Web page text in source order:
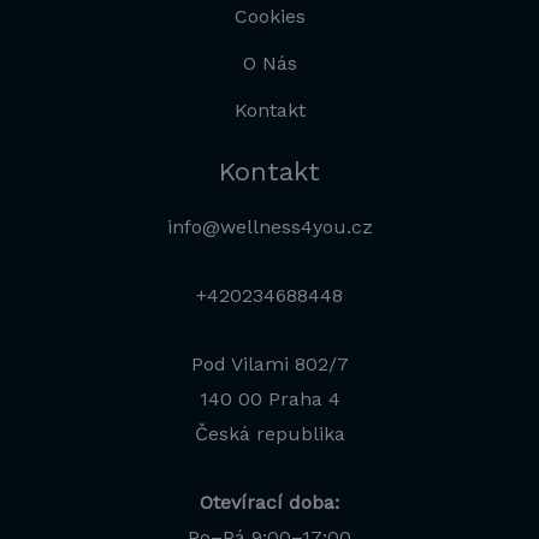
Cookies
O Nás
Kontakt
Kontakt
info@wellness4you.cz
+420234688448
Pod Vilami 802/7
140 00 Praha 4
Česká republika
Otevírací doba: